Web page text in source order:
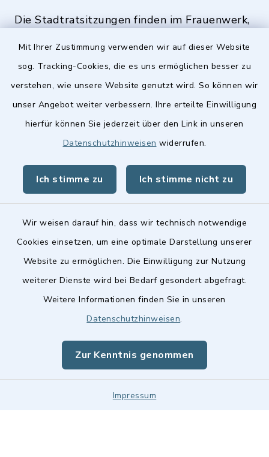
Mit Ihrer Zustimmung verwenden wir auf dieser Website
sog. Tracking-Cookies, die es uns ermöglichen besser zu
verstehen, wie unsere Website genutzt wird. So können wir
unser Angebot weiter verbessern. Ihre erteilte Einwilligung
hierfür können Sie jederzeit über den Link in unseren
Datenschutzhinweisen widerrufen.
Ich stimme zu Ich stimme nicht zu
Wir weisen darauf hin, dass wir technisch notwendige
Cookies einsetzen, um eine optimale Darstellung unserer
Website zu ermöglichen. Die Einwilligung zur Nutzung
weiterer Dienste wird bei Bedarf gesondert abgefragt.
Weitere Informationen finden Sie in unseren
Datenschutzhinweisen.
Zur Kenntnis genommen
Impressum
Die Stadtratsitzungen finden im Frauenwerk,
Quicklinks
Stellenangebote
Landkreis Fürth
Barrierefreiheit
Impressum
Sitemap